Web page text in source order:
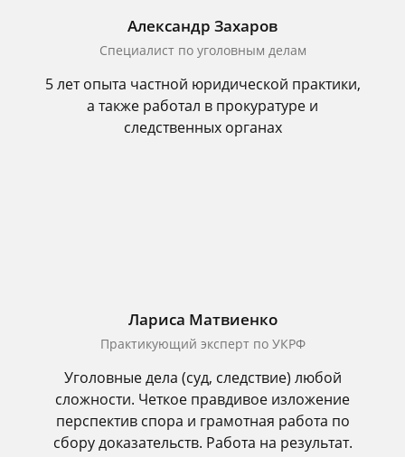
Александр Захаров
Специалист по уголовным делам
5 лет опыта частной юридической практики,
а также работал в прокуратуре и
следственных органах
Лариса Матвиенко
Практикующий эксперт по УКРФ
Уголовные дела (суд, следствие) любой
сложности. Четкое правдивое изложение
перспектив спора и грамотная работа по
сбору доказательств. Работа на результат.